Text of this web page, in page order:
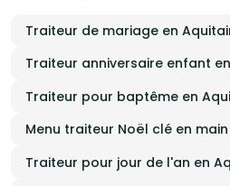
Traiteur de mariage en
Traiteur anniversaire enfant
Traiteur pour baptême en
Menu traiteur Noël clé en
Traiteur pour jour de l'an en